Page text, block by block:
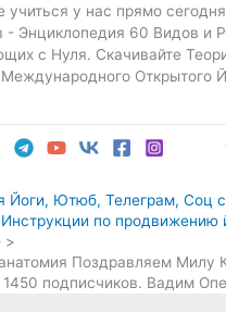
учиться у нас прямо
- Энциклопедия 60 Видов и
с Нуля. Скачивайте
Открытого
Йоги, Ютюб, Телеграм, Соц
по продвижению
Поздравляем Милу
подписчиков. Вадим